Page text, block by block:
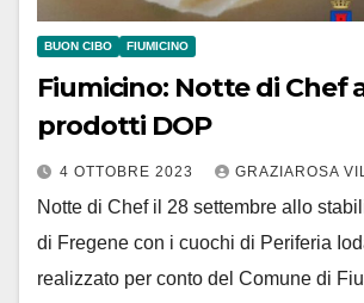
BUON CIBO FIUMICINO
Fiumicino: Notte di Chef
prodotti DOP
4 OTTOBRE 2023 GRAZIAROSA
Notte di Chef il 28 settembre allo
di Fregene con i cuochi di Periferia
realizzato per conto del Comune di